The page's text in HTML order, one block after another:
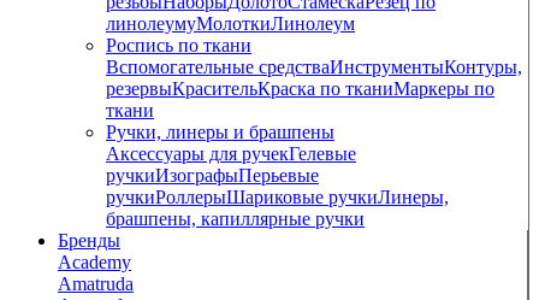
линолеумуМолоткиЛинолеум
Роспись по ткани
Вспомогательные средстваИнструментыКонтуры,
резервыКрасительКраска по тканиМаркеры по
ткани
Ручки, линеры и брашпены
Аксессуары для ручекГелевые
ручкиИзографыПерьевые
ручкиРоллерыШариковые ручкиЛинеры,
брашпены, капиллярные ручки
Бренды
Academy
Amatruda